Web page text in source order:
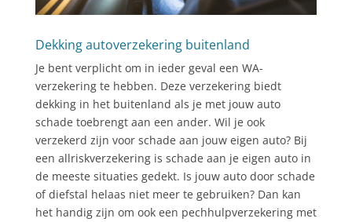
Dekking autoverzekering buitenland
Je bent verplicht om in ieder geval een WA-
verzekering te hebben. Deze verzekering biedt
dekking in het buitenland als je met jouw auto
schade toebrengt aan een ander. Wil je ook
verzekerd zijn voor schade aan jouw eigen auto? Bij
een allriskverzekering is schade aan je eigen auto in
de meeste situaties gedekt. Is jouw auto door schade
of diefstal helaas niet meer te gebruiken? Dan kan
het handig zijn om ook een pechhulpverzekering met